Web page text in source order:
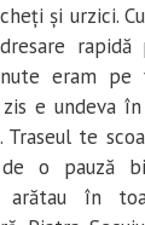
și urzici.
eram pe
e undeva
Traseul te
o pauză
arătau în